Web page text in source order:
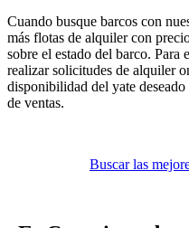
Cuando busque barcos con
más flotas de alquiler con
sobre el estado del barco. Para
realizar solicitudes de alquiler
disponibilidad del yate
de ventas.
Buscar las